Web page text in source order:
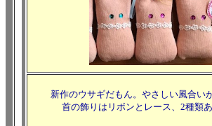
新作のウサギだもん。やさしい風合い
首の飾りはリボンとレース、2種類あ